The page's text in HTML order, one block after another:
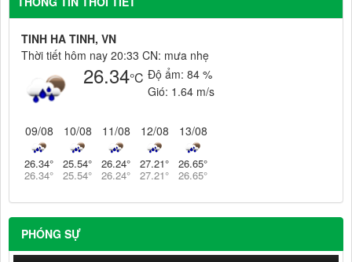
TINH HA TINH, VN
Thời tiết hôm nay 20:33 CN: mưa nhẹ
26.34°C Độ ẩm: 84 %
Gió: 1.64 m/s
09/08
26.34°
26.34°
10/08
25.54°
25.54°
11/08
26.24°
26.24°
12/08
27.21°
27.21°
13/08
26.65°
26.65°
PHÓNG SỰ